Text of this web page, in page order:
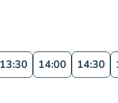
13:30 14:00 14:30